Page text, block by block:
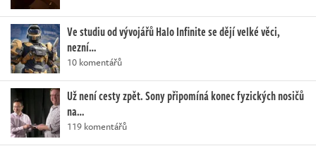
Ve studiu od vývojářů Halo Infinite se dějí velké věci,
nezní…
10 komentářů
Už není cesty zpět. Sony připomíná konec fyzických nosičů
na…
119 komentářů